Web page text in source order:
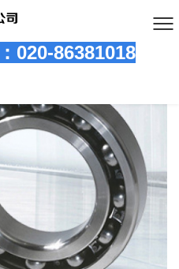
020-86381018